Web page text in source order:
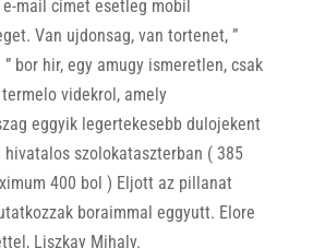
mail cimet esetleg mobil
Van ujdonsag, van tortenet, ”
bor hir, egy amugy ismeretlen, csak
videkrol, amely
eggyik legertekesebb dulojekent
hivatalos szolokataszterban ( 385
400 bol ) Eljott az pillanat
boraimmal eggyutt. Elore
Liszkay Mihaly.